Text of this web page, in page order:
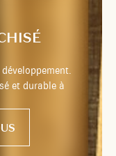
et durable à